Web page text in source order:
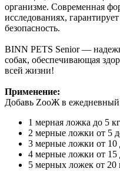
организме. Современная
исследованиях,
безопасность.
BINN PETS Senior —
собак, обеспечивающая
всей жизни!
Применение:
Добавь ZooЖ в ежедневный
1 мерная ложка до 5
2 мерные ложки от 5
3 мерные ложки от 10
4 мерные ложки от 15
5 мерных ложек от 20